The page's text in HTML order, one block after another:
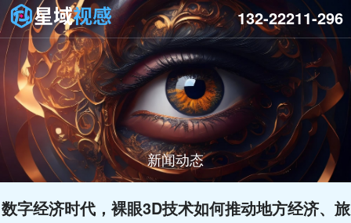
新闻动态
132-22211-296
数字经济时代，裸眼3D技术如何推动地方经济、旅